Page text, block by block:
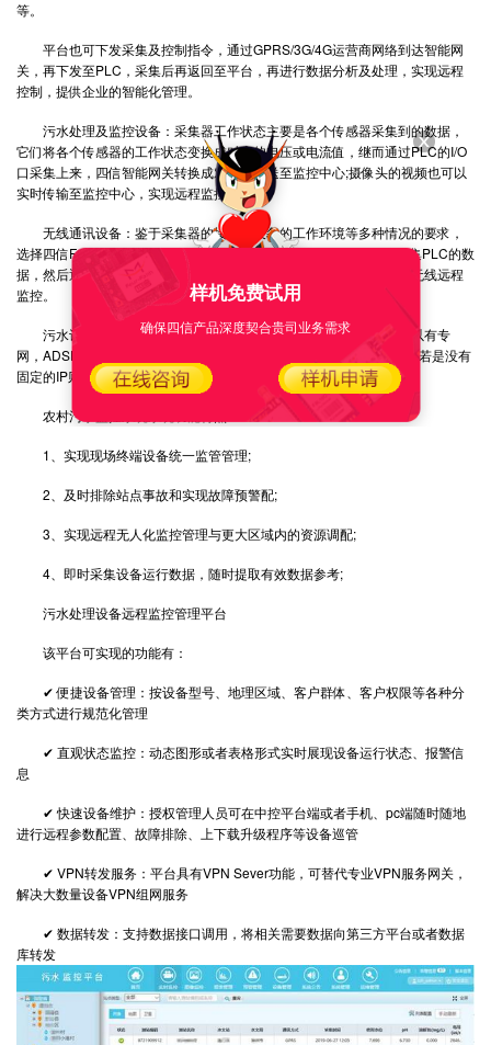
等。
平台也可下发采集及控制指令，通过GPRS/3G/4G运营商网络到达智能网
关，再下发至PLC，采集后再返回至平台，再进行数据分析及处理，实现远程
控制，提供企业的智能化管理。
污水处理及监控设备：采集器工作状态主要是各个传感器采集到的数据，
它们将各个传感器的工作状态变换成对应的电压或电流值，继而通过PLC的I/O
口采集上来，四信智能网关转换成对应协议送至监控中心;摄像头的视频也可以
实时传输至监控中心，实现远程监控。
无线通讯设备：鉴于采集器的接口和设备的工作环境等多种情况的要求，
选择四信F-G100智能网关作为采集和传输设备，F-G100智能网关采集PLC的数
据，然后通过无线网络进行传输，实现监控中心对采集器终端设备的无线远程
监控。
污水设备监控平台：监控中心一般位于控调度部门，网络接入可以有专
网，ADSL，光纤等多种方式，只需有固定的公网IP即可建立服务端，若是没有
固定的IP则可以通过绑定域名的方式来建立服务端。
农村污水监控系统系统功能特点：
1、实现现场终端设备统一监管管理;
2、及时排除站点事故和实现故障预警配;
3、实现远程无人化监控管理与更大区域内的资源调配;
4、即时采集设备运行数据，随时提取有效数据参考;
污水处理设备远程监控管理平台
该平台可实现的功能有：
✔ 便捷设备管理：按设备型号、地理区域、客户群体、客户权限等各种分
类方式进行规范化管理
✔ 直观状态监控：动态图形或者表格形式实时展现设备运行状态、报警信
息
✔ 快速设备维护：授权管理人员可在中控平台端或者手机、pc端随时随地
进行远程参数配置、故障排除、上下载升级程序等设备巡管
✔ VPN转发服务：平台具有VPN Sever功能，可替代专业VPN服务网关，
解决大数量设备VPN组网服务
✔ 数据转发：支持数据接口调用，将相关需要数据向第三方平台或者数据
库转发
样机免费试用
确保四信产品深度契合贵司业务需求